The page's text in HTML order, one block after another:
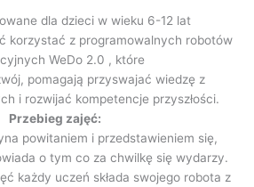
dla dzieci w wieku 6-12 lat
korzystać z programowalnych robotów
WeDo 2.0 , które
pomagają przyswajać wiedzę z
i rozwijać kompetencje przyszłości.
Przebieg zajęć:
powitaniem i przedstawieniem się,
o tym co za chwilkę się wydarzy.
każdy uczeń składa swojego robota z